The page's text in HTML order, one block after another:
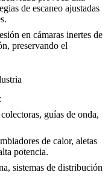
de escaneo ajustadas
en cámaras inertes de
preservando el
guías de onda,
de calor, aletas
potencia.
sistemas de distribución